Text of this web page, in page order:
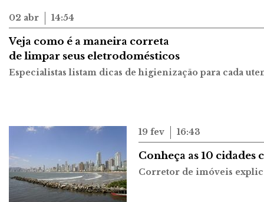
02 abr 14:54
Veja como é a maneira correta
de limpar seus eletrodomésticos
Especialistas listam dicas de higienização para cada
19 fev 16:43
Conheça as 10
Corretor de imóveis